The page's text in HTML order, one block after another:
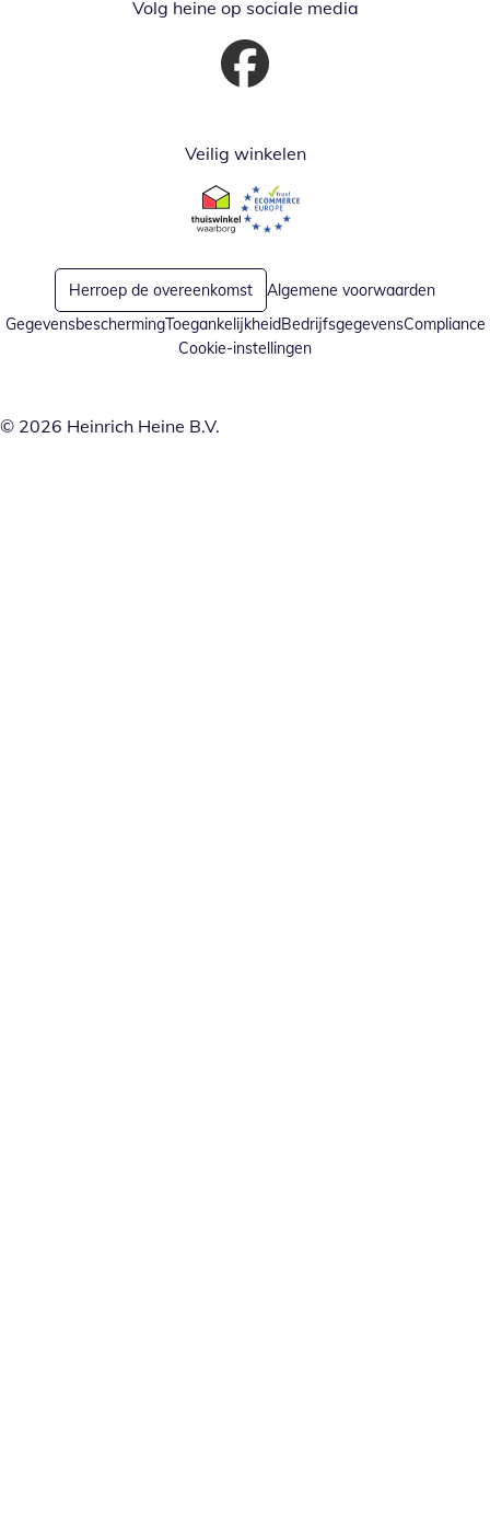
Volg heine op sociale media
Opent in nieuw venster
Veilig winkelen
Opent in nieuw venster
Opent in nieuw venster
Herroep de overeenkomst
Algemene voorwaarden
GegevensbeschermingToegankelijkheidBedrijfsgegevensCompliance
Cookie-instellingen
© 2026 Heinrich Heine B.V.